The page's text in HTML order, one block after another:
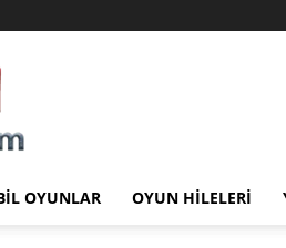
OYUNLAR OYUN HILELERI